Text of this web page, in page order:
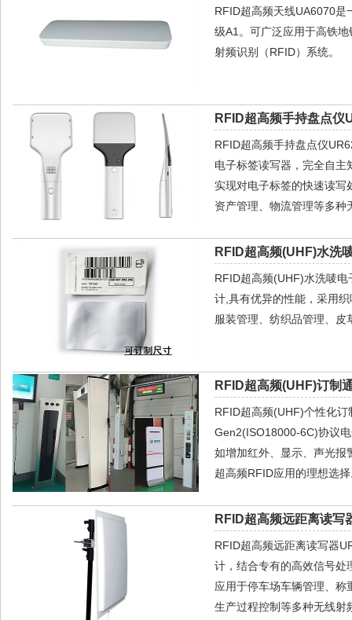
RFID超高频天线UA6070是
级A1。可广泛应用于高铁
射频识别（RFID）系统。
RFID超高频手持盘点仪
RFID超高频手持盘点仪
电子标签读写器，完全自
实现对电子标签的快速读
资产管理、物流管理等多
RFID超高频(UHF)水洗
RFID超高频(UHF)水洗唛
计,具有优异的性能，采用
服装管理、纺织品管理、皮
RFID超高频(UHF)订制
RFID超高频(UHF)个性化
Gen2(ISO18000-6C)协议
如增加红外、显示、声光报
超高频RFID应用的理想选
RFID超高频远距离读写
RFID超高频远距离读写器
计，结合专有的高效信号处
应用于停车场车辆管理、
生产过程控制等多种无线射